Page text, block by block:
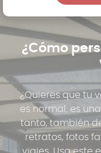
¿Cómo
¿Quieres que tu
es normal, es
tanto, también
retratos, fotos